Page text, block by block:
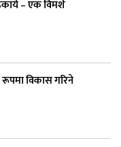
– एक विमर्श
रूपमा विकास गरिने